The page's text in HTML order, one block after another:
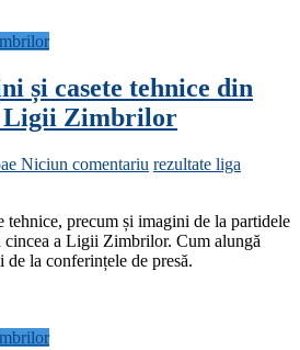
și casete tehnice din
Ligii Zimbrilor
Niciun comentariu rezultate liga
tehnice, precum și imagini de la partidele
cincea a Ligii Zimbrilor. Cum alungă
la conferințele de presă.